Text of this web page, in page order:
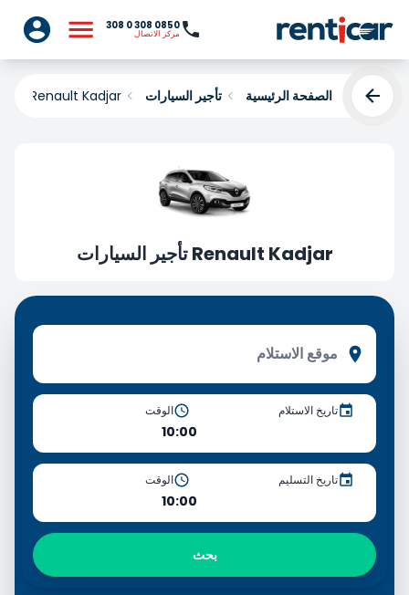
0850 308 0 308
مركز الاتصال
الصفحة الرئيسية تأجير السيارات Renault Kadjar تأجير السيارات
Renault Kadjar تأجير السيارات
تاريخ الاستلام الوقت
10:00
تاريخ التسليم الوقت
10:00
بحث